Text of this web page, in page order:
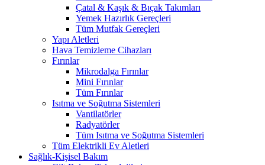
Çatal & Kaşık & Bıçak Takımları
Yemek Hazırlık Gereçleri
Tüm Mutfak Gereçleri
Yapı Aletleri
Hava Temizleme Cihazları
Fırınlar
Mikrodalga Fırınlar
Mini Fırınlar
Tüm Fırınlar
Isıtma ve Soğutma Sistemleri
Vantilatörler
Radyatörler
Tüm Isıtma ve Soğutma Sistemleri
Tüm Elektrikli Ev Aletleri
Sağlık-Kişisel Bakım